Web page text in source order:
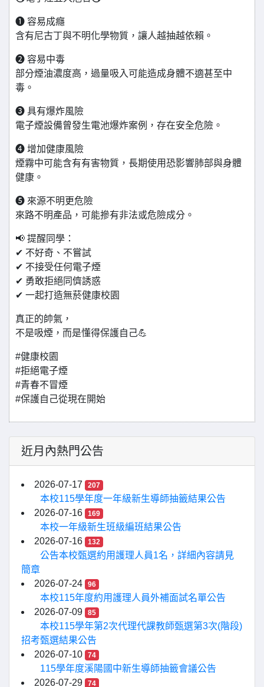
❶ 容易成癮
含有尼古丁與不明化學物質，讓人越抽越依賴。
❷ 容易中毒
部分煙油濃度高，過量吸入可能造成身體不適甚至中
毒。
❸ 具有爆炸風險
電子煙設備曾發生電池爆炸案例，存在安全危險。
❹ 增加健康風險
煙霧中可能含有有害物質，長期使用恐影響肺部與身體
健康。
❺ 來源不明更危險
來路不明產品，可能摻有非法或危險成分。
📢 提醒同學：
✔ 不好奇、不嘗試
✔ 不接受任何電子煙
✔ 勇敢拒絕同儕誘惑
✔ 一起打造無菸健康校園
真正的帥氣，
不是吸煙，而是懂得保護自己💪
#健康校園
#拒絕電子煙
#青春不冒煙
#保護自己從現在開始
近月內熱門公告
2026-07-17 207
本校115學年度一年級新生導師抽籤結果公告
2026-07-16
169
本校一年級新生班級編班結果公告
2026-07-16
132
公告本校甄選約用護理人員1名，詳細內容請見
簡章
2026-07-24
96
本校115年度約用護理人員外補面試名單公告
2026-07-09
85
本校115學年第2次代理代課教師甄選第3次(階段)
招考甄選結果公告
2026-07-10
74
115學年度溪陽國中新生導師抽籤會議公告
2026-07-29
74